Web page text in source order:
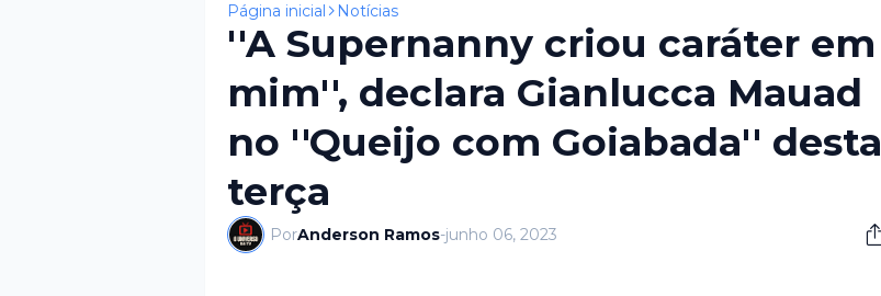
Página inicial Notícias
''A Supernanny criou caráter em
mim'', declara Gianlucca Mauad
no ''Queijo com Goiabada'' desta
terça
PorAnderson Ramos-junho 06, 2023